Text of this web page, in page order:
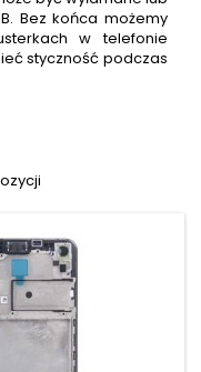
Bez końca możemy
w telefonie
styczność podczas